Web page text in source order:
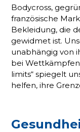
Bodycross,
französische
Bekleidung, die
gewidmet ist.
unabhängig von
bei
limits“ spiegelt
helfen, ihre